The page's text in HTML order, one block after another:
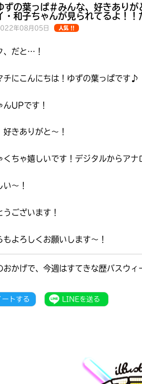
書店に届いた
ずの葉っぱ＃みんな、好きあり
・和子ちゃんが見られてるよ！
年08月05日 人気 !!
、だと…！
チにこんにちは！ゆずの葉っぱです♪
んUPです！
好きありがと〜！
くちゃ嬉しいです！デジタルからア
い〜！
うございます！
もよろしくお願いします〜！
おかげで、今週はすてきな歴バスウィ